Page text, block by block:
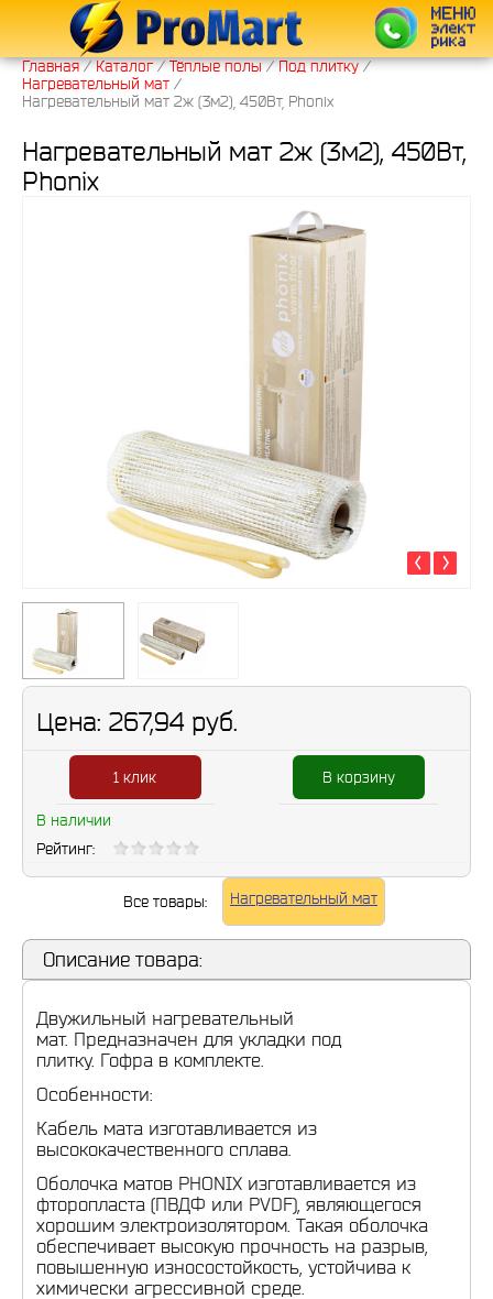
Главная/ Каталог/ Тёплые полы/ Под плитку/
Нагревательный мат /
Нагревательный мат 2ж (3м2), 450Вт, Phonix
Нагревательный мат 2ж (3м2), 450Вт,
Phonix
Цена: 267,94 руб.
В корзину
1 клик
В наличии
Рейтинг:
Все товары: Нагревательный мат
Описание товара:
Двужильный нагревательный
мат. Предназначен для укладки под
плитку. Гофра в комплекте.
Особенности:
Кабель мата изготавливается из
высококачественного сплава.
Оболочка матов PHONIX изготавливается из
фторопласта (ПВДФ или PVDF), являющегося
хорошим электроизолятором. Такая оболочка
обеспечивает высокую прочность на разрыв,
повышенную износостойкость, устойчива к
химически агрессивной среде.